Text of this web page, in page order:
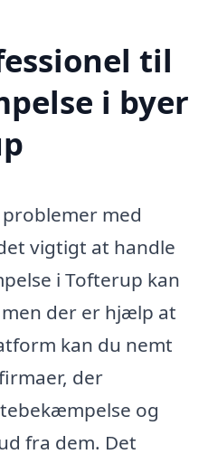
til
i byer
med
vigtigt at handle
i Tofterup kan
der er hjælp at
kan du nemt
der
og
fra dem. Det